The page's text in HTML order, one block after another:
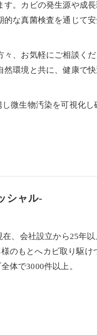
。カビの発生源や成
な真菌検査を通じて
、お気軽にご相談く
環境と共に、健康で
微生物汚染を可視化し
シャル-
、会社設立から25年以
のもとへカビ取り駆け
体で3000件以上。